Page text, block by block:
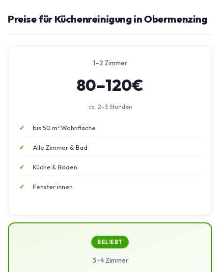
Preise für Küchenreinigung in Obermenzing
1–2 Zimmer
80–120€
ca. 2–3 Stunden
bis 50 m² Wohnfläche
Alle Zimmer & Bad
Küche & Böden
Fenster innen
BELIEBT
3–4 Zimmer